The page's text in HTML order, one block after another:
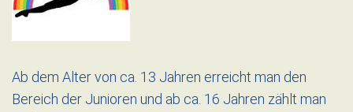
Ab dem Alter von ca. 13 Jahren erreicht man den
Bereich der Junioren und ab ca. 16 Jahren zählt man